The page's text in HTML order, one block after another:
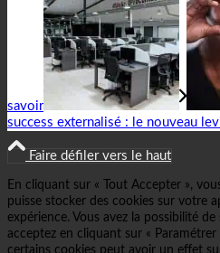
savoir
success externalisé : le nouveau
Faire défiler vers le haut
En cliquant sur « Tout Accepter »,
puisse stocker des cookies sur votre
expérience. Vous avez la possibilité
acceptez en cliquant sur «
certains cookies peut avoir un effet